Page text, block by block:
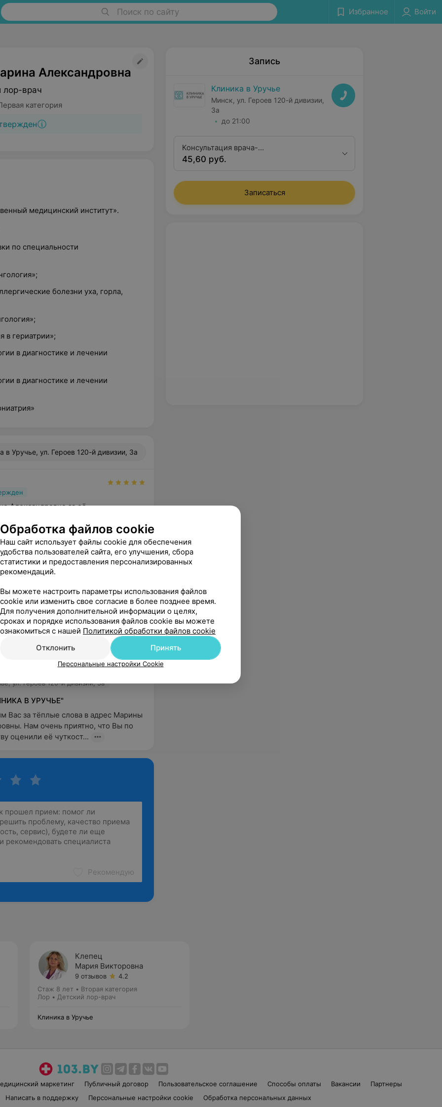
Поиск по сайту Избранное Войти
Александровна
лор-врач
категория
медицинский институт».
по специальности
болезни уха, горла,
в гериатрии»;
в диагностике и лечении
в диагностике и лечении
в Уручье, ул. Героев 120-й дивизии, 3а
Александровне за её
доброту, заботу, чуткость и
Впервые познакомились ещё ...
ул. Героев 120-й дивизии, 3а
В УРУЧЬЕ"
Вас за такие трогательные и
слова. Нам особенно ценно, что Вы
Александровной долги...
Рекомендую
у Марины Александровны, когда она
Она оказалась чуткой к моей
ул. Героев 120-й дивизии, 3а
В УРУЧЬЕ"
Вас за тёплые слова в адрес Марины
Нам очень приятно, что Вы по
оценили её чуткост...
Рекомендую
Запись
Клиника в Уручье
Минск, ул. Героев 120-й дивизии,
3а
до 21:00
Консультация врача-
оториноларинголога первой
45,60 руб.
Записаться
Клепец
Мария Викторовна
9 отзывов
4.2
Стаж 8 лет • Вторая категория
Лор • Детский лор-врач
Клиника в Уручье
маркетинг Публичный договор Пользовательское соглашение Способы оплаты Вакансии
Партнеры
Написать в поддержку Персональные настройки cookie Обработка персональных данных
Обработка файлов cookie
Наш сайт использует файлы cookie для обеспечения
удобства пользователей сайта, его улучшения, сбора
статистики и предоставления персонализированных
рекомендаций.
Вы можете настроить параметры использования файлов
cookie или изменить свое согласие в более позднее время.
Для получения дополнительной информации о целях,
сроках и порядке использования файлов cookie вы можете
ознакомиться с нашей Политикой обработки файлов cookie
Отклонить
Принять
Персональные настройки Cookie